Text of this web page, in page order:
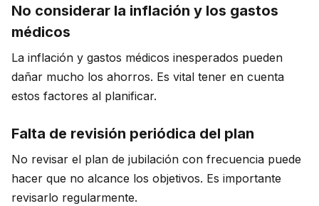
No considerar la inflación y los gastos
médicos
La inflación y gastos médicos inesperados pueden
dañar mucho los ahorros. Es vital tener en cuenta
estos factores al planificar.
Falta de revisión periódica del plan
No revisar el plan de jubilación con frecuencia puede
hacer que no alcance los objetivos. Es importante
revisarlo regularmente.